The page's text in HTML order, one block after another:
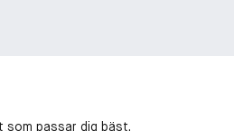
som passar dig bäst.